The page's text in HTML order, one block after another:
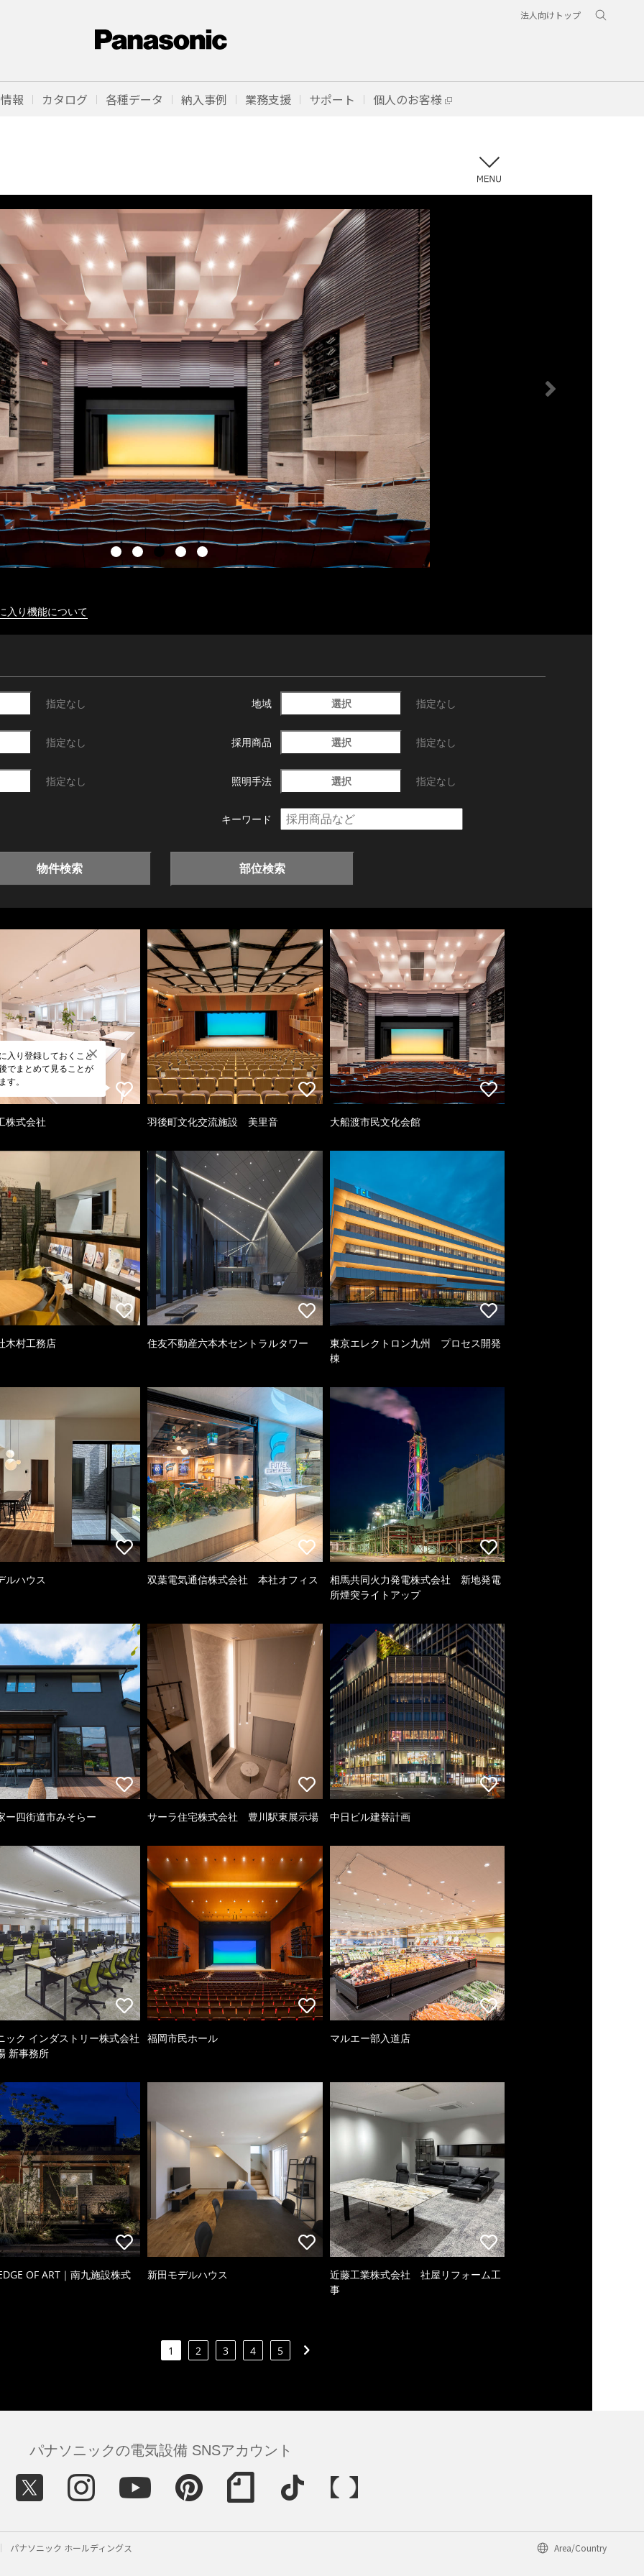
法人向けトップ
報 カタログ 各種データ 納入事例 業務支援 サポート 個人のお客様
入り機能について
指定なし 地域 選択 指定なし
指定なし 採用商品 選択 指定なし
指定なし 照明手法 選択 指定なし
キーワード
物件検索 部位検索
入り登録しておくこと
でまとめて見ることが
す。
株式会社 羽後町文化交流施設 美里音 大船渡市民文化会館
木村工務店 住友不動産六本木セントラルタワー
東京エレクトロン九州 プロセス開発
棟
ルハウス 双葉電気通信株式会社 本社オフィス
相馬共同火力発電株式会社 新地発電
所煙突ライトアップ
ー四街道市みそらー サーラ住宅株式会社 豊川駅東展示場 中日ビル建替計画
ック インダストリー株式会社
新事務所
福岡市民ホール マルエー部入道店
OF ART｜南九施設株式 新田モデルハウス
近藤工業株式会社 社屋リフォーム工
事
1 2 3 4 5
パナソニックの電気設備 SNSアカウント
パナソニック ホールディングス Area/Country